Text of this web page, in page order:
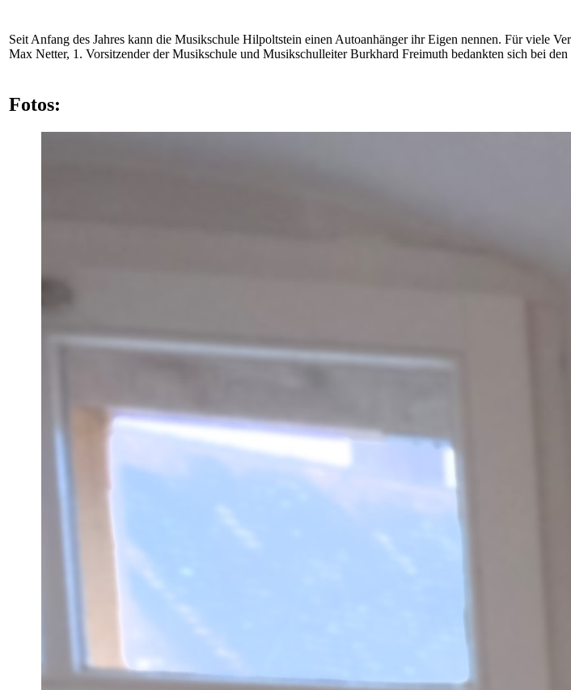
Seit Anfang des Jahres kann die Musikschule Hilpoltstein einen Autoanhänger ihr Eigen nennen. Für viele
Max Netter, 1. Vorsitzender der Musikschule und Musikschulleiter Burkhard Freimuth bedankten sich bei
Fotos: